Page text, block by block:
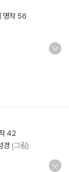
명작 56
42
경 (그림)